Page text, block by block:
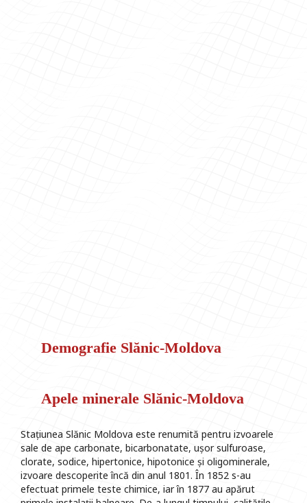
Demografie Slănic-Moldova
Apele minerale Slănic-Moldova
Stațiunea Slănic Moldova este renumită pentru izvoarele
sale de ape carbonate, bicarbonatate, ușor sulfuroase,
clorate, sodice, hipertonice, hipotonice și oligominerale,
izvoare descoperite încă din anul 1801. În 1852 s-au
efectuat primele teste chimice, iar în 1877 au apărut